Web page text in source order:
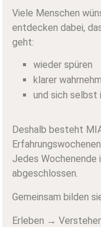
Viele Menschen
entdecken dabei,
geht:
wieder spüren
klarer
und sich selbst
Deshalb besteht
Jedes Wochenende
abgeschlossen.
Gemeinsam bilden
Erleben →